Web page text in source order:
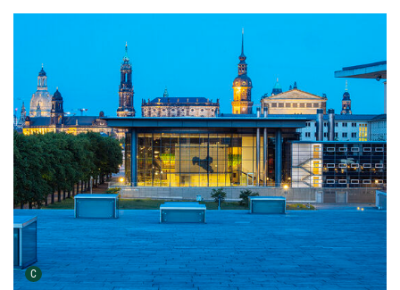
C Urheber der Grafik: